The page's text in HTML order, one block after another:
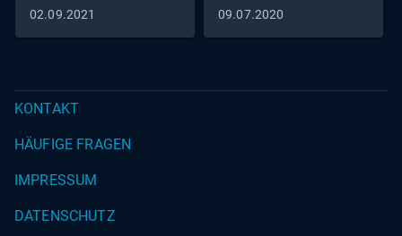
02.09.2021 09.07.2020
KONTAKT
HÄUFIGE FRAGEN
IMPRESSUM
DATENSCHUTZ